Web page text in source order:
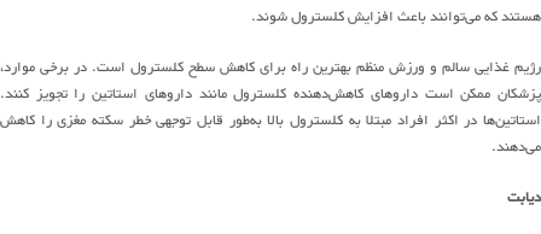
هستند کهمیتوانندباعث افزایش کلسترول شوند.
رژیم غذایی سالم و ورزش منظم بهترین راه برای کاهش سطح کلسترول است. در برخی موارد،
پزشکان ممکن است داروهای کاهشدهندهکلسترول مانند داروهای استاتین را تجویز کنند.
استاتینهادر اکثر افراد مبتلا به کلسترول بالابهطور قابل توجهی خطر سکته مغزی را کاهش
میدهند.
دیابت